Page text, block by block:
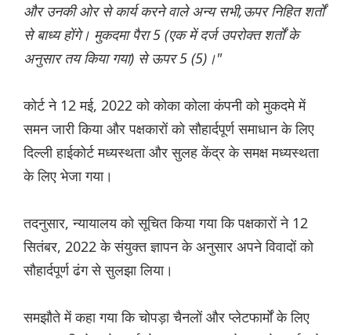
और उनकी ओर से कार्य करने वाले अन्य सभी,ऊपर निहित शर्तों
से बाध्य होंगे। मुकदमा पैरा 5 (एक में दर्ज उपरोक्त शर्तों के
अनुसार तय किया गया) से ऊपर 5 (5)।"
कोर्ट ने 12 मई, 2022 को कोका कोला कंपनी को मुकदमे में
समन जारी किया और पक्षकारों को सौहार्दपूर्ण समाधान के लिए
दिल्ली हाईकोर्ट मध्यस्थता और सुलह केंद्र के समक्ष मध्यस्थता
के लिए भेजा गया।
तदनुसार, न्यायालय को सूचित किया गया कि पक्षकारों ने 12
सितंबर, 2022 के संयुक्त ज्ञापन के अनुसार अपने विवादों को
सौहार्दपूर्ण ढंग से सुलझा लिया।
समझौते में कहा गया कि चोपड़ा चैनलों और प्लेटफार्मों के लिए